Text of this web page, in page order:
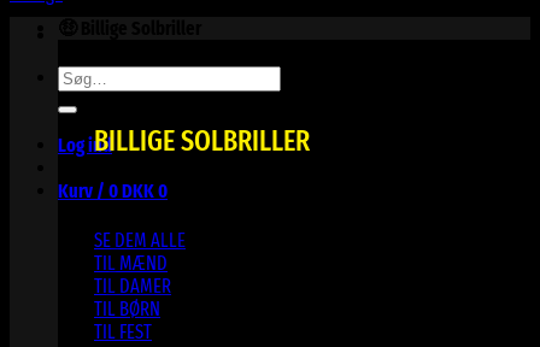
Søg
efter:
Log ind
Kurv / 0DKK0
Ingen varer i kurven.
BILLIGE SOLBRILLER
SE DEM ALLE
TIL MÆND
TIL DAMER
TIL BØRN
TIL FEST